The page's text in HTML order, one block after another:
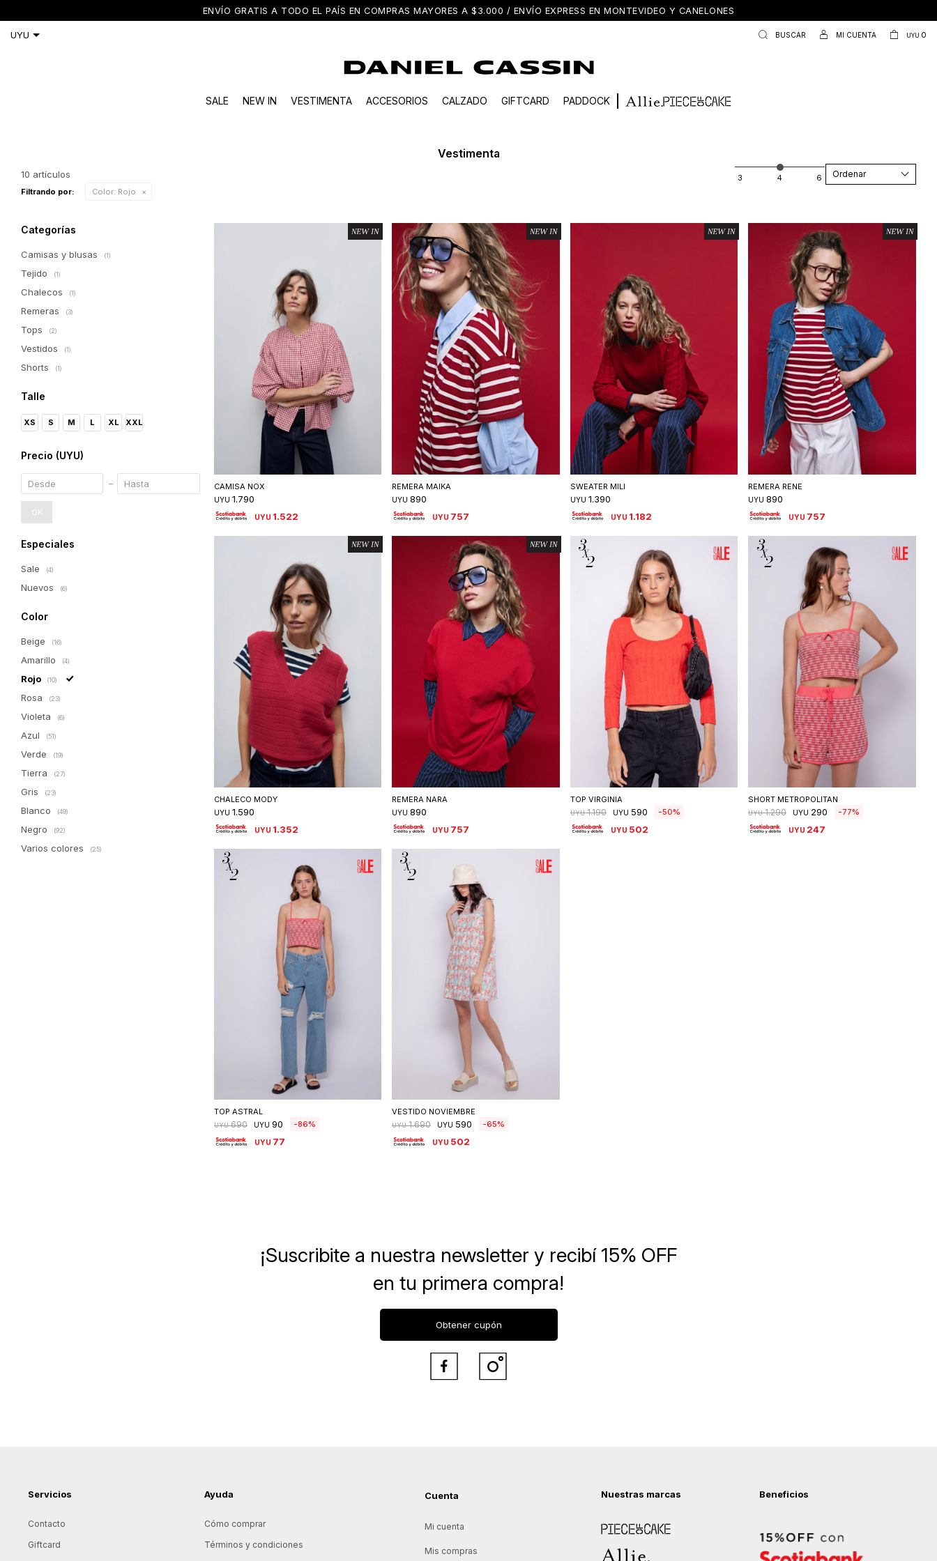
ENVÍO GRATIS A TODO EL PAÍS EN COMPRAS MAYORES A $3.000 / ENVÍO EXPRESS EN MONTEVIDEO Y CANELONES
SALE NEW IN VESTIMENTA ACCESORIOS CALZADO GIFTCARD PADDOCK
UYU 0
Vestimenta
10 artículos Recomendados
Filtrando por: Color: Rojo
Seleccionar talle
CAMISA NOX
UYU 1.790
UYU 1.522
Seleccionar talle
REMERA MAIKA
UYU 890
UYU 757
Seleccionar talle
SWEATER MILI
UYU 1.390
UYU 1.182
Seleccionar talle
REMERA RENE
UYU 890
UYU 757
Seleccionar talle
CHALECO MODY
UYU 1.590
UYU 1.352
Seleccionar talle
REMERA NARA
UYU 890
UYU 757
Seleccionar talle
TOP VIRGINIA
UYU 1.190 UYU 590 50
UYU 502
Seleccionar talle
SHORT METROPOLITAN
UYU 1.290 UYU 290 77
UYU 247
Seleccionar talle
TOP ASTRAL
UYU 690 UYU 90 86
UYU 77
Seleccionar talle
VESTIDO NOVIEMBRE
UYU 1.690 UYU 590 65
UYU 502
Categorías
Camisas y blusas (1)
Tejido (1)
Chalecos (1)
Remeras (3)
Tops (2)
Vestidos (1)
Shorts (1)
Talle
XS S M L XL XXL
Precio (UYU)
OK
Especiales
Sale (4)
Nuevos (6)
Color
Beige (16)
Amarillo (4)
Rojo (10)
Rosa (23)
Violeta (6)
Azul (51)
Verde (19)
Tierra (27)
Gris (23)
Blanco (49)
Negro (92)
Varios colores (25)
Servicios
Contacto
Giftcard
Ayuda
Cómo comprar
Términos y condiciones
Cuenta
Mi cuenta
Mis compras
Nuestras marcas
Piece of Cake
Allie
Beneficios
¡Suscribite a nuestra newsletter y recibí 15% OFF
en tu primera compra!
Obtener cupón
 